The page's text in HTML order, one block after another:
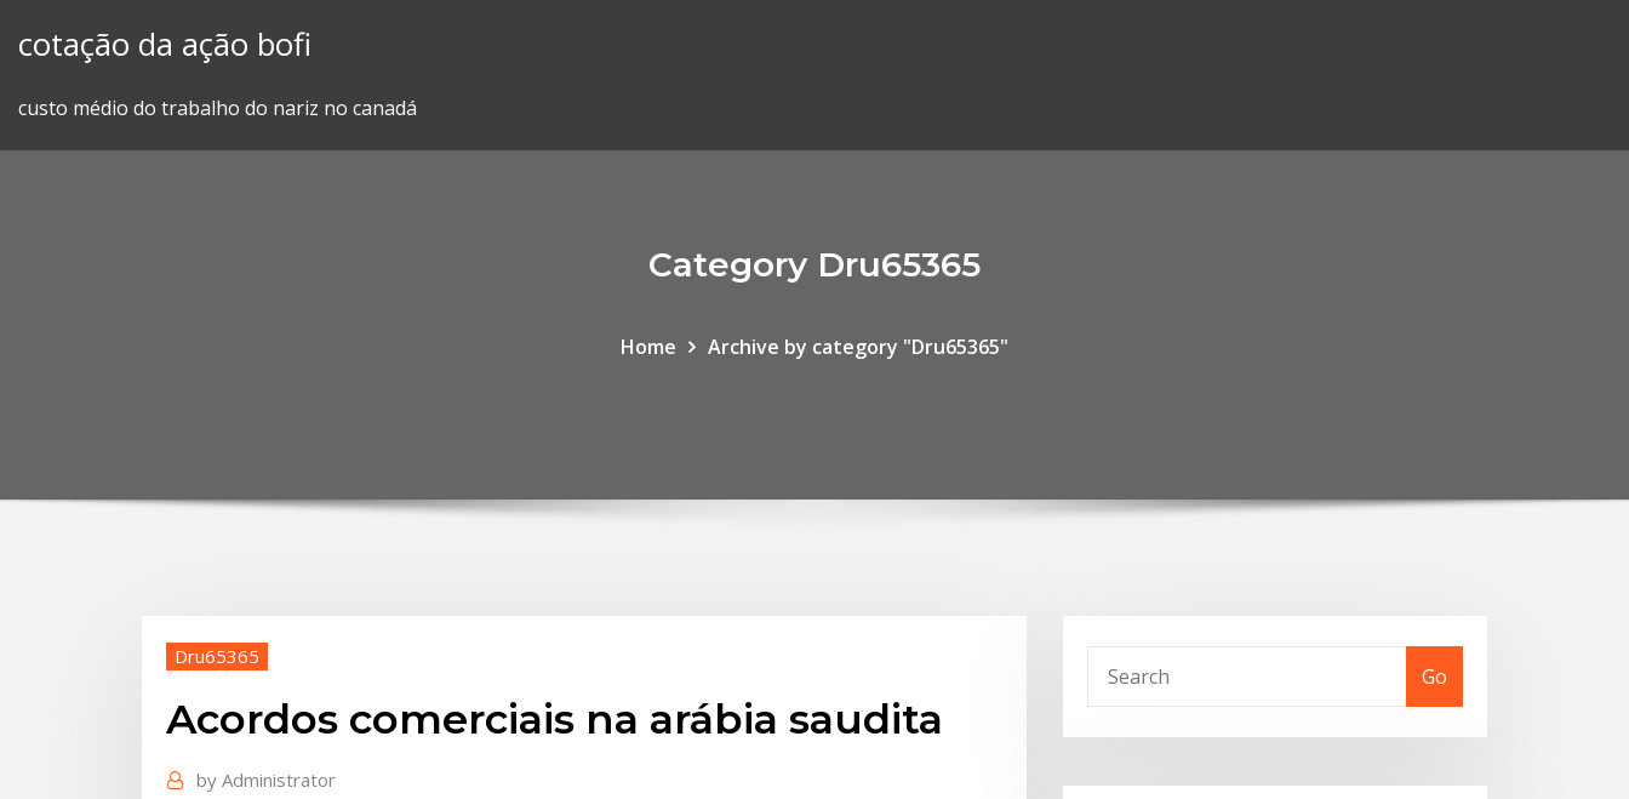
cotação da ação bofi
custo médio do trabalho do nariz no canadá
Category Dru65365
Home Archive by category "Dru65365"
Dru65365
Acordos comerciais na arábia saudita
by Administrator
Go